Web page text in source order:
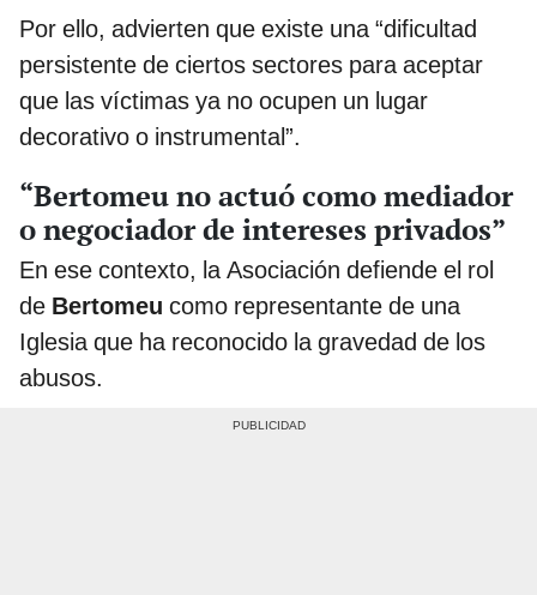
Por ello, advierten que existe una “dificultad
persistente de ciertos sectores para aceptar
que las víctimas ya no ocupen un lugar
decorativo o instrumental”.
“Bertomeu no actuó como mediador
o negociador de intereses privados”
En ese contexto, la Asociación defiende el rol
de Bertomeu como representante de una
Iglesia que ha reconocido la gravedad de los
abusos.